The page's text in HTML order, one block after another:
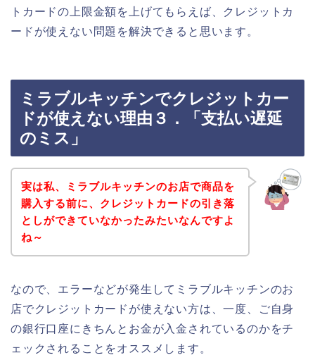
トカードの上限金額を上げてもらえば、クレジットカ
ードが使えない問題を解決できると思います。
ミラブルキッチンでクレジットカー
ドが使えない理由３．「支払い遅延
のミス」
実は私、ミラブルキッチンのお店で商品を
購入する前に、クレジットカードの引き落
としができていなかったみたいなんですよ
ね～
なので、エラーなどが発生してミラブルキッチンのお
店でクレジットカードが使えない方は、一度、ご自身
の銀行口座にきちんとお金が入金されているのかをチ
ェックされることをオススメします。